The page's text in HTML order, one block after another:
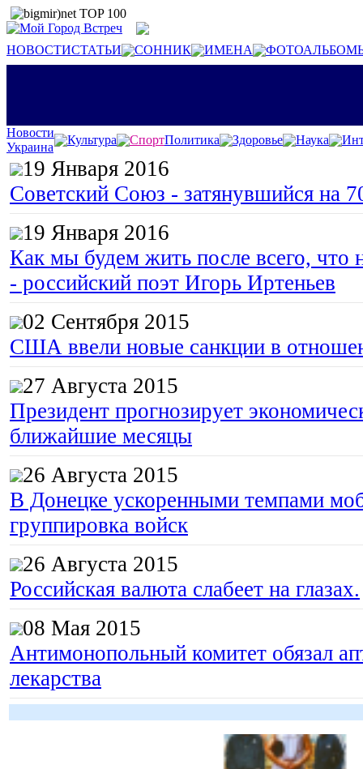
НОВОСТИСТАТЬИ СОННИК ИМЕНА
Новости
Украина
Культура СпортПолитика Здоровье Наука
19 Января 2016
Советский Союз - затянувшийся на
19 Января 2016
Как мы будем жить после всего, что
- российский поэт Игорь Иртеньев
02 Сентября 2015
США ввели новые санкции в
27 Августа 2015
Президент прогнозирует
ближайшие месяцы
26 Августа 2015
В Донецке ускоренными темпами
группировка войск
26 Августа 2015
Российская валюта слабеет на глазах.
08 Мая 2015
Антимонопольный комитет обязал
лекарства